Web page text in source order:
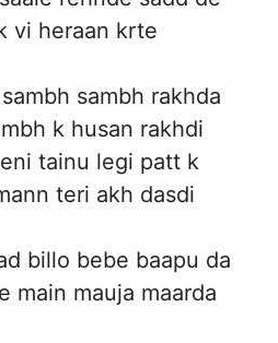
vi heraan krte
sambh rakhda
k husan rakhdi
tainu legi patt k
teri akh dasdi
billo bebe baapu da
main mauja maarda